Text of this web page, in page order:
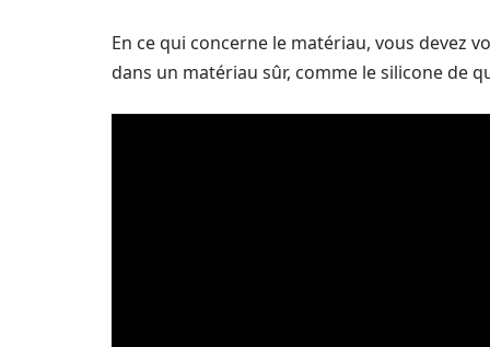
En ce qui concerne le matériau, vous devez
dans un matériau sûr, comme le silicone de